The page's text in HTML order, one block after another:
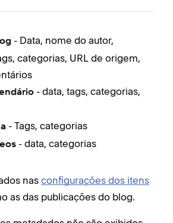
- Data, nome do autor,
categorias, URL de origem,
- data, tags, categorias,
- Tags, categorias
- data, categorias
nas configurações dos itens
as das publicações do blog.